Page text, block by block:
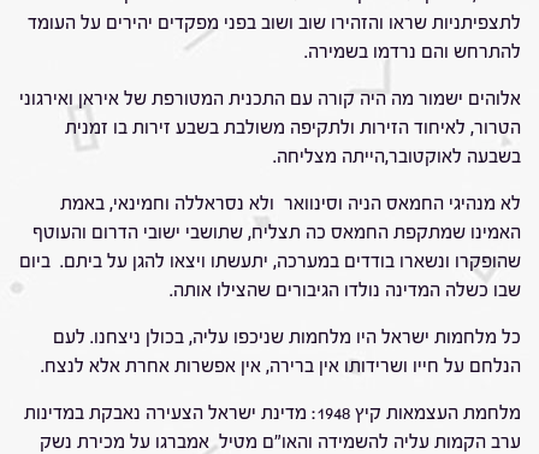
לתצפיתניות שראו והזהירו שוב ושוב בפני מפקדים יהירים על העומד
להתרחש והם נרדמו בשמירה.
אלוהים ישמור מה היה קורה עם התכנית המטורפת של איראן ואירגוני
הטרור, לאיחוד הזירות ולתקיפה משולבת בשבע זירות בו זמנית
בשבעה לאוקטובר,הייתה מצליחה.
לא מנהיגי החמאס הניה וסינוואר ולא נסראללה וחמינאי, באמת
האמינו שמתקפת החמאס כה תצליח, שתושבי ישובי הדרום והעוטף
שהופקרו ונשארו בודדים במערכה, יתעשתו ויצאו להגן על ביתם. ביום
שבו כשלה המדינה נולדו הגיבורים שהצילו אותה.
כל מלחמות ישראל היו מלחמות שניכפו עליה, בכולן ניצחנו. לעם
הנלחם על חייו ושרידותו אין ברירה, אין אפשרות אחרת אלא לנצח.
מלחמת העצמאות קיץ 1948: מדינת ישראל הצעירה נאבקת במדינות
ערב הקמות עליה להשמידה והאו"ם מטיל אמברגו על מכירת נשק